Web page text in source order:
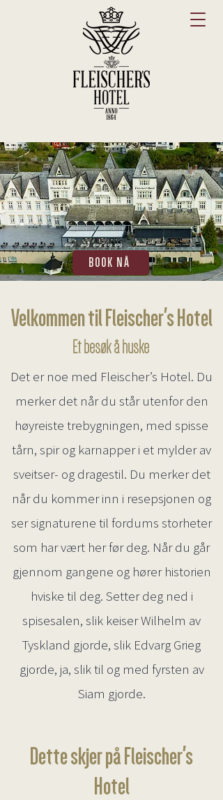
BOOK NÅ
Velkommen til Fleischer's Hotel
Et besøk å huske
Det er noe med Fleischer’s Hotel. Du
merker det når du står utenfor den
høyreiste trebygningen, med spisse
tårn, spir og karnapper i et mylder av
sveitser- og dragestil. Du merker det
når du kommer inn i resepsjonen og
ser signaturene til fordums storheter
som har vært her før deg. Når du går
gjennom gangene og hører historien
hviske til deg. Setter deg ned i
spisesalen, slik keiser Wilhelm av
Tyskland gjorde, slik Edvarg Grieg
gjorde, ja, slik til og med fyrsten av
Siam gjorde.
Dette skjer på Fleischer's
Hotel